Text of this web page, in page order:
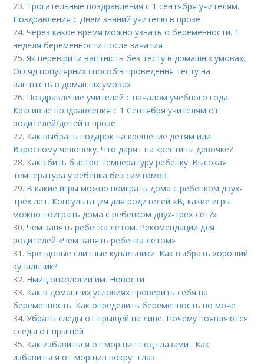
23. Трогательные поздравления с 1 сентября учителям.
Поздравления с Днем знаний учителю в прозе
24.Через какое время можно узнать о беременности. 1
неделя беременности после зачатия
25.Як перевірити вагітність без тесту в домашніх умовах.
Огляд популярних способів проведення тесту на
вагітність в домашніх умовах
26. Поздравление учителей с началом учебного года.
Красивые поздравления с 1 Сентября учителям от
родителей/детей в прозе
27. Как выбрать подарок на крещение детям или
Взрослому человеку. Что дарят на крестины девочке?
28. Как сбить быстро температуру ребенку. Высокая
температура у ребенка без симтомов
29. В какие игры можно поиграть дома с ребёнком двух-
трёх лет. Консультация для родителей «В, какие игры
можно поиграть дома с ребёнком двух-трёх лет?»
30.Чем занять ребёнка летом. Рекомендации для
родителей «Чем занять ребенка летом»
31. Брендовые слитные купальники. Как выбрать хороший
купальник?
32. Нмиц онкологии им. Новости
33. Как в домашних условиях проверить себя на
беременность. Как определить беременность по моче
34.Убрать следы от прыщей на лице. Почему появляются
следы от прыщей
35. Как избавиться от морщин под глазами . Как
избавиться от морщин вокруг глаз